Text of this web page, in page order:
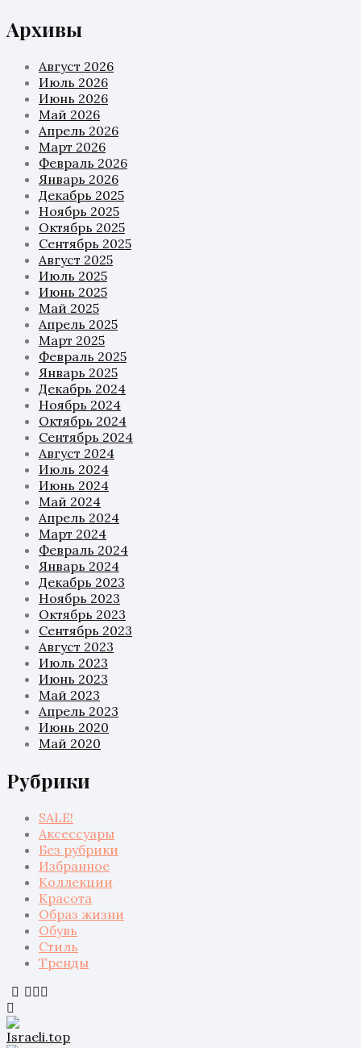
Архивы
Август 2026
Июль 2026
Июнь 2026
Май 2026
Апрель 2026
Март 2026
Февраль 2026
Январь 2026
Декабрь 2025
Ноябрь 2025
Октябрь 2025
Сентябрь 2025
Август 2025
Июль 2025
Июнь 2025
Май 2025
Апрель 2025
Март 2025
Февраль 2025
Январь 2025
Декабрь 2024
Ноябрь 2024
Октябрь 2024
Сентябрь 2024
Август 2024
Июль 2024
Июнь 2024
Май 2024
Апрель 2024
Март 2024
Февраль 2024
Январь 2024
Декабрь 2023
Ноябрь 2023
Октябрь 2023
Сентябрь 2023
Август 2023
Июль 2023
Июнь 2023
Май 2023
Апрель 2023
Июнь 2020
Май 2020
Рубрики
SALE!
Аксессуары
Без рубрики
Избранное
Коллекции
Красота
Образ жизни
Обувь
Стиль
Тренды